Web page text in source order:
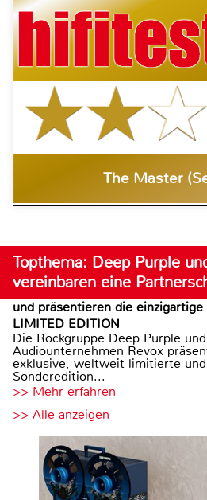
The Master
Topthema: Deep Purple
vereinbaren eine
und präsentieren die
LIMITED EDITION
Die Rockgruppe Deep Purple
Audiounternehmen Revox
exklusive, weltweit limitierte
Sonderedition...
>> Mehr erfahren
>> Alle anzeigen